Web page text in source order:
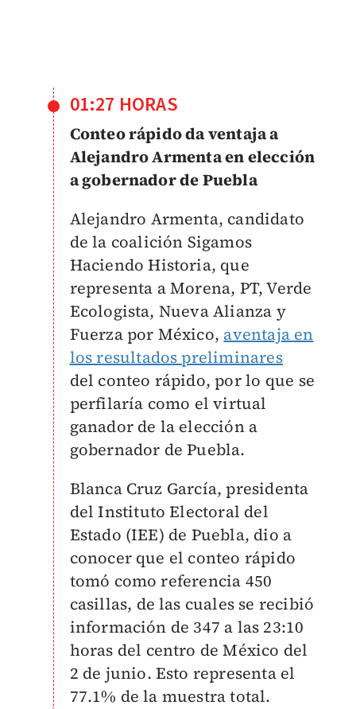
01:27 HORAS
Conteo rápido da ventaja a
Alejandro Armenta en elección
a gobernador de Puebla
Alejandro Armenta, candidato
de la coalición Sigamos
Haciendo Historia, que
representa a Morena, PT, Verde
Ecologista, Nueva Alianza y
Fuerza por México, aventaja en
los resultados preliminares
del conteo rápido, por lo que se
perfilaría como el virtual
ganador de la elección a
gobernador de Puebla.
Blanca Cruz García, presidenta
del Instituto Electoral del
Estado (IEE) de Puebla, dio a
conocer que el conteo rápido
tomó como referencia 450
casillas, de las cuales se recibió
información de 347 a las 23:10
horas del centro de México del
2 de junio. Esto representa el
77.1% de la muestra total.